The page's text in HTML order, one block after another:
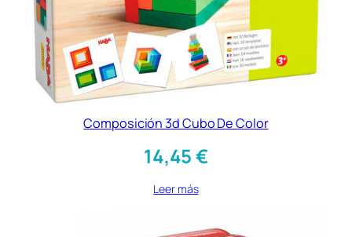
Composición 3d Cubo De Color
14,45€
Leer más